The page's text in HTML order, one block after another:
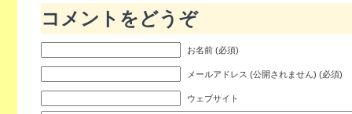
コメントをどうぞ
お名前 (必須)
メールアドレス (公開されません) (必須)
ウェブサイト